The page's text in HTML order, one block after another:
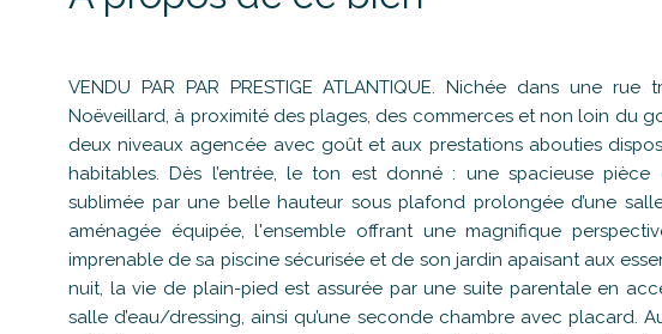
VENDU PAR PAR PRESTIGE ATLANTIQUE. Nichée dans une
Noëveillard, à proximité des plages, des commerces et non loin du
deux niveaux agencée avec goût et aux prestations abouties
habitables. Dès l’entrée, le ton est donné : une spacieuse
sublimée par une belle hauteur sous plafond prolongée d’une
aménagée équipée, l'ensemble offrant une magnifique
imprenable de sa piscine sécurisée et de son jardin apaisant aux
nuit, la vie de plain-pied est assurée par une suite parentale en
salle d’eau/dressing, ainsi qu’une seconde chambre avec placard.